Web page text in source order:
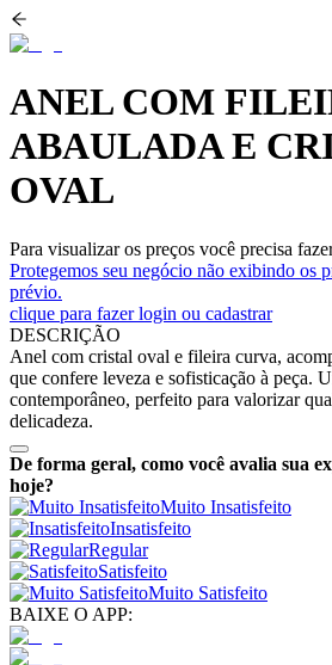
ANEL COM
ABAULADA E
OVAL
Para visualizar os preços você precisa
Protegemos seu negócio não exibindo os
prévio.
clique para fazer login ou cadastrar
DESCRIÇÃO
Anel com cristal oval e fileira curva,
que confere leveza e sofisticação à peça.
contemporâneo, perfeito para valorizar
delicadeza.
De forma geral, como você avalia sua
hoje?
Muito Insatisfeito
Insatisfeito
Regular
Satisfeito
Muito Satisfeito
BAIXE O APP: